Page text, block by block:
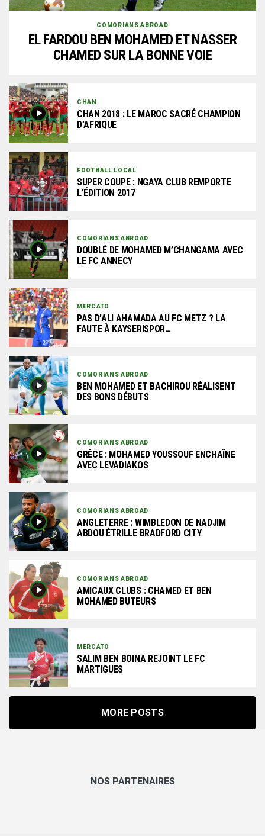
COMORIANS ABROAD
EL FARDOU BEN MOHAMED ET NASSER
CHAMED SUR LA BONNE VOIE
CHAN
CHAN 2018 : LE MAROC SACRÉ CHAMPION
D’AFRIQUE
FOOTBALL LOCAL
SUPER COUPE : NGAYA CLUB REMPORTE
L’ÉDITION 2017
COMORIANS ABROAD
DOUBLÉ DE MOHAMED M’CHANGAMA AVEC
LE FC ANNECY
MERCATO
PAS D’ALI AHAMADA AU FC METZ ? LA
FAUTE À KAYSERISPOR…
COMORIANS ABROAD
BEN MOHAMED ET BACHIROU RÉALISENT
DES BONS DÉBUTS
COMORIANS ABROAD
GRÈCE : MOHAMED YOUSSOUF ENCHAÎNE
AVEC LEVADIAKOS
COMORIANS ABROAD
ANGLETERRE : WIMBLEDON DE NADJIM
ABDOU ÉTRILLE BRADFORD CITY
COMORIANS ABROAD
AMICAUX CLUBS : CHAMED ET BEN
MOHAMED BUTEURS
MERCATO
SALIM BEN BOINA REJOINT LE FC
MARTIGUES
MORE POSTS
NOS PARTENAIRES